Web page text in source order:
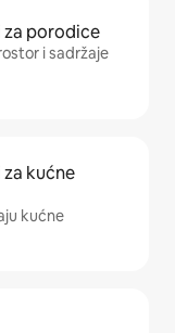
za porodice
i sadržaje
kućne
kućne